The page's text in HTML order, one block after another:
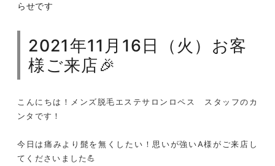
らせです
2021年11月16日（火）お客
様ご来店🎉
こんにちは！メンズ脱毛エステサロンロペス スタッフのカ
ンタです！
今日は痛みより髭を無くしたい！思いが強いA様がご来店し
てくださいました💪